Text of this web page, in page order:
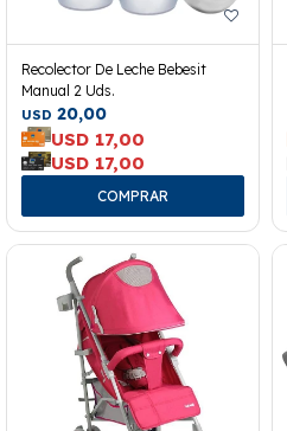
Recolector De Leche Bebesit
Manual 2 Uds.
USD 20,00
USD 17,00
USD 17,00